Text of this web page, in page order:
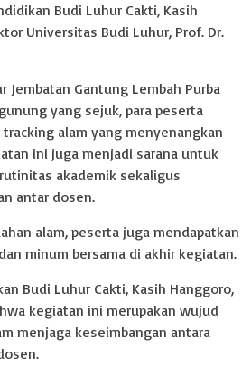
Budi Luhur Cakti, Kasih
Universitas Budi Luhur, Prof. Dr.
Jembatan Gantung Lembah Purba
yang sejuk, para peserta
alam yang menyenangkan
ini juga menjadi sarana untuk
akademik sekaligus
antar dosen.
alam, peserta juga mendapatkan
minum bersama di akhir kegiatan.
Budi Luhur Cakti, Kasih Hanggoro,
kegiatan ini merupakan wujud
menjaga keseimbangan antara